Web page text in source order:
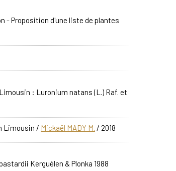
- Proposition d'une liste de plantes
: Luronium natans (L.) Raf. et
Limousin / Mickaël MADY M. / 2018
Kerguélen & Plonka 1988